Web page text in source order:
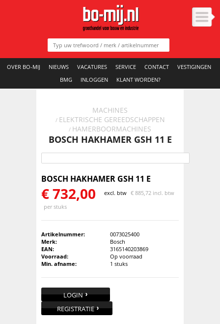
OVER BO-MIJ NIEUWS VACATURES SERVICE CONTACT
VESTIGINGEN
BMG
INLOGGEN KLANT WORDEN?
MACHINES
/ ELEKTRISCHE GEREEDSCHAPPEN
/ HAMERBOORMACHINES
BOSCH HAKHAMER GSH 11 E
BOSCH HAKHAMER GSH 11 E
€732,00 excl. btw € 885,72 incl. btw
per stuks
Artikelnummer:
0073025400
Merk:
Bosch
EAN:
3165140203869
Voorraad:
Op voorraad
Min. afname:
1 stuks
LOGIN
REGISTRATIE